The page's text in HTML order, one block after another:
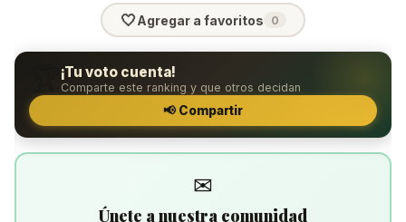
🤍Agregar a favoritos 0
¡Tu voto cuenta!
Comparte este ranking y que otros decidan
📢 Compartir
✉
Únete a nuestra comunidad